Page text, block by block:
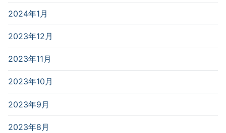
2024年1月
2023年12月
2023年11月
2023年10月
2023年9月
2023年8月